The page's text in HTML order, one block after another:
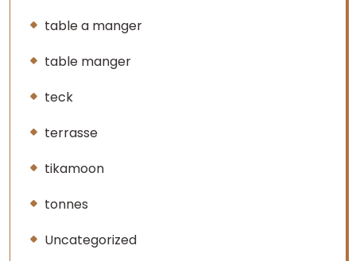
table a manger
table manger
teck
terrasse
tikamoon
tonnes
Uncategorized